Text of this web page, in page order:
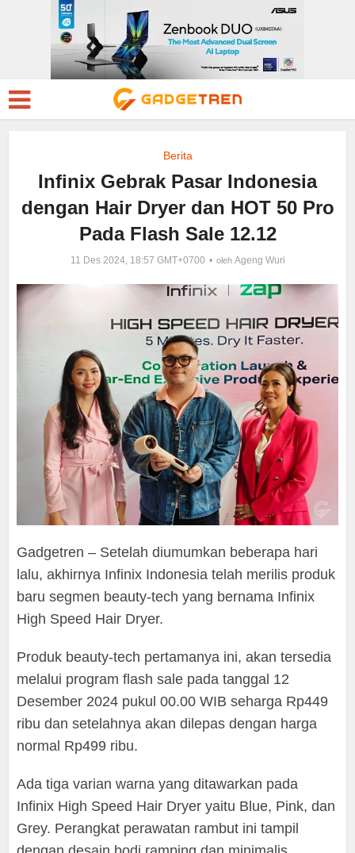
Berita
Infinix Gebrak Pasar Indonesia
dengan Hair Dryer dan HOT 50 Pro
Pada Flash Sale 12.12
11 Des 2024, 18:57 GMT+0700 oleh Ageng Wuri
Gadgetren – Setelah diumumkan beberapa hari
lalu, akhirnya Infinix Indonesia telah merilis produk
baru segmen beauty-tech yang bernama Infinix
High Speed Hair Dryer.
Produk beauty-tech pertamanya ini, akan tersedia
melalui program flash sale pada tanggal 12
Desember 2024 pukul 00.00 WIB seharga Rp449
ribu dan setelahnya akan dilepas dengan harga
normal Rp499 ribu.
Ada tiga varian warna yang ditawarkan pada
Infinix High Speed Hair Dryer yaitu Blue, Pink, dan
Grey. Perangkat perawatan rambut ini tampil